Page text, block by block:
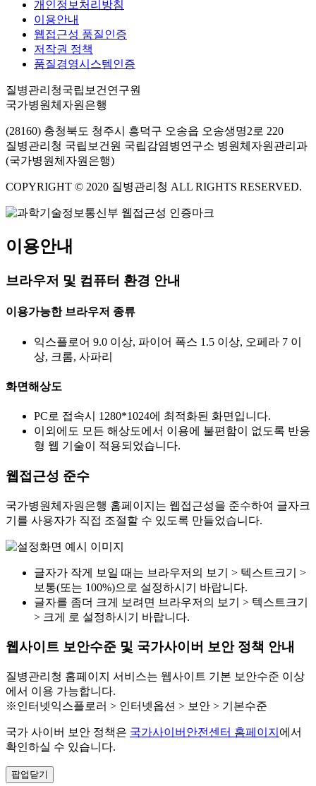
개인정보처리방침
이용안내
웹접근성 품질인증
저작권 정책
품질경영시스템인증
질병관리청국립보건연구원
국가병원체자원은행
(28160) 충청북도 청주시 흥덕구 오송읍 오송생명2로 220
질병관리청 국립보건원 국립감염병연구소 병원체자원관리과
(국가병원체자원은행)
COPYRIGHT © 2020 질병관리청 ALL RIGHTS RESERVED.
이용안내
브라우저 및 컴퓨터 환경 안내
이용가능한 브라우저 종류
익스플로어 9.0 이상, 파이어 폭스 1.5 이상, 오페라 7 이
상, 크롬, 사파리
화면해상도
PC로 접속시 1280*1024에 최적화된 화면입니다.
이외에도 모든 해상도에서 이용에 불편함이 없도록 반응
형 웹 기술이 적용되었습니다.
웹접근성 준수
국가병원체자원은행 홈페이지는 웹접근성을 준수하여 글자크
기를 사용자가 직접 조절할 수 있도록 만들었습니다.
글자가 작게 보일 때는 브라우저의 보기 > 텍스트크기 >
보통(또는 100%)으로 설정하시기 바랍니다.
글자를 좀더 크게 보려면 브라우저의 보기 > 텍스트크기
> 크게 로 설정하시기 바랍니다.
웹사이트 보안수준 및 국가사이버 보안 정책 안내
질병관리청 홈페이지 서비스는 웹사이트 기본 보안수준 이상
에서 이용 가능합니다.
※인터넷익스플로러 > 인터넷옵션 > 보안 > 기본수준
국가 사이버 보안 정책은 국가사이버안전센터 홈페이지 에서
확인하실 수 있습니다.
팝업닫기